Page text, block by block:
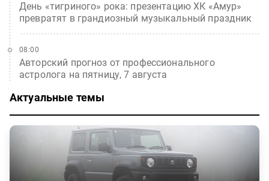
День «тигриного» рока: презентацию ХК «Амур»
превратят в грандиозный музыкальный праздник
Авторский прогноз от профессионального
астролога на пятницу, 7 августа
08:00
Актуальные темы